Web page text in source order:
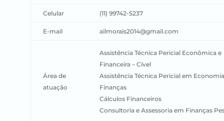
Celular (11) 99742-5237
E-mail ailmorais2014@gmail.com
Área de
atuação
Assistência Técnica Pericial Econômica e
Financeira – Cível
Assistência Técnica Pericial em
Finanças
Cálculos Financeiros
Consultoria e Assessoria em Finanças